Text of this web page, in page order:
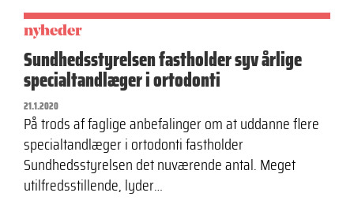
nyheder
Sundhedsstyrelsen fastholder syv årlige
specialtandlæger i ortodonti
21.1.2020
På trods af faglige anbefalinger om at uddanne flere
specialtandlæger i ortodonti fastholder
Sundhedsstyrelsen det nuværende antal. Meget
utilfredsstillende, lyder…